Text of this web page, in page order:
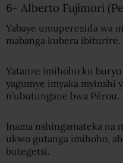
6- Alberto Fujimori
Yabaye umuperezida wa
mabanga kubera ibiturire.
Yatanze imihoho ku
yagumye imyaka myinshi
n’ubutungane bwa Pérou.
Inama nshingamateka na
ukwo gutanga imihoho,
butegetsi.